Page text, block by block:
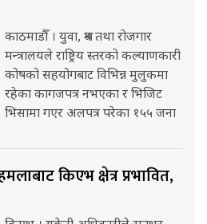
काठमाडौँ । युवा, श्रम तथा रोजगार
मन्त्रालयले राष्ट्रिय स्तरको कल्याणकारी
कोषको सहयोगबाट विभिन्न मुलुकमा
रहेका कागजपत्र नभएका र भिजिट
भिसामा गएर अलपत्र परेका १५५ जना
किएभ क्षेत्र प्रभावित,